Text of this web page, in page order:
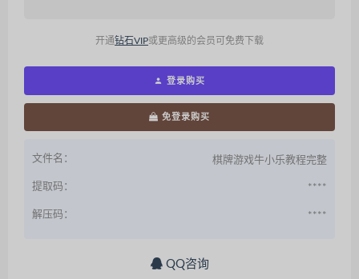
开通钻石VIP或更高级的会员可免费下载
登录购买
免登录购买
文件名： 棋牌游戏牛小乐教程完整
提取码： ****
解压码： ****
QQ咨询